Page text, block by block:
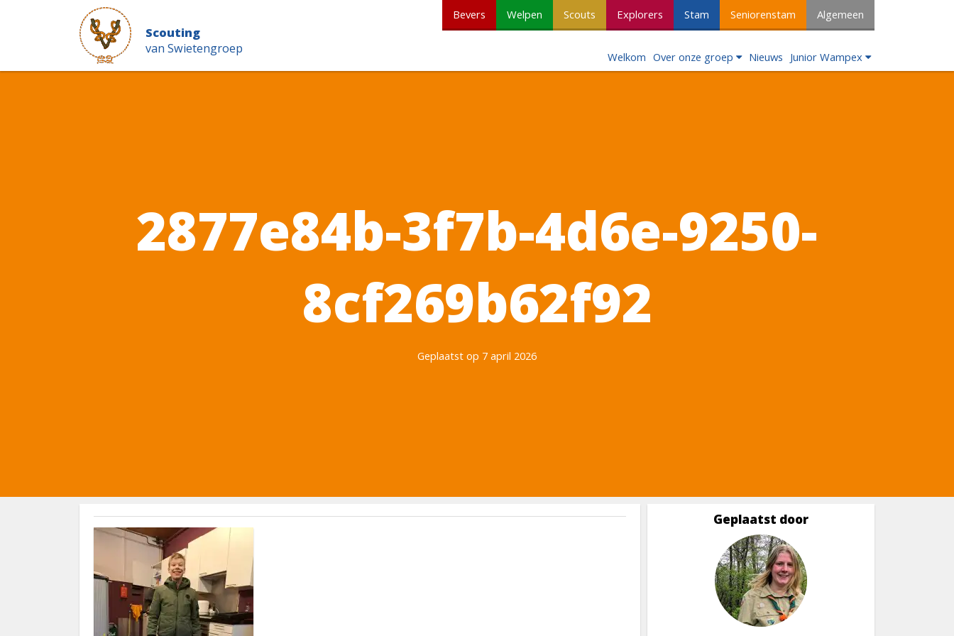
Scouting
van Swietengroep
Bevers Welpen Scouts Explorers Stam Seniorenstam Algemeen
Welkom Over onze groep Nieuws Junior Wampex
2877e84b-3f7b-4d6e-9250-
8cf269b62f92
Geplaatst op 7 april 2026
Geplaatst door